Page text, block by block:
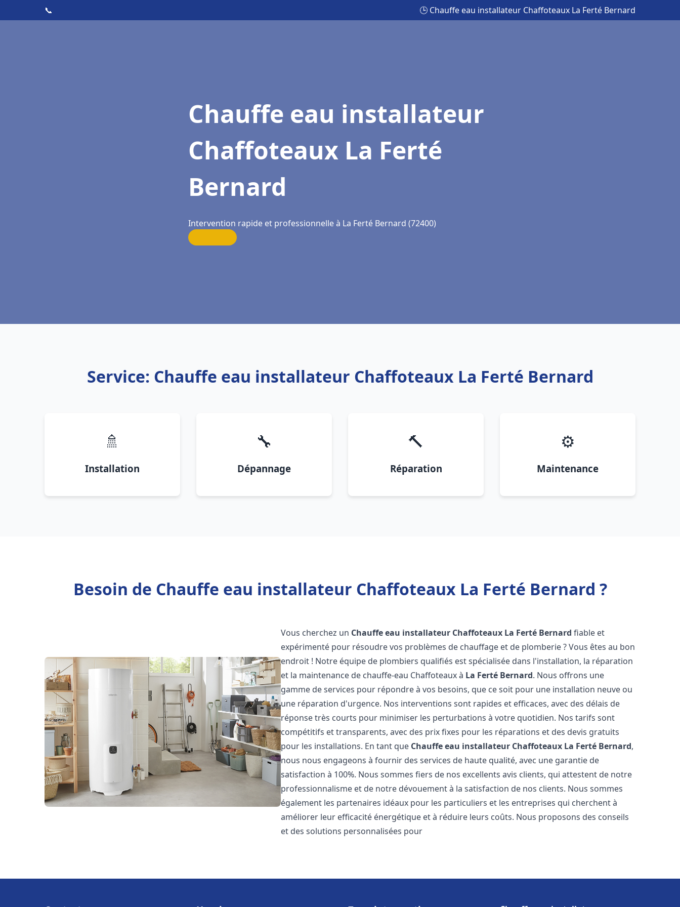
📞 🕒 Chauffe eau installateur Chaffoteaux La Ferté Bernard
Chauffe eau installateur
Chaffoteaux La Ferté
Bernard
Intervention rapide et professionnelle à La Ferté Bernard (72400)
Service: Chauffe eau installateur Chaffoteaux La Ferté Bernard
🚿
Installation
🔧
Dépannage
🔨
Réparation
⚙️
Maintenance
Besoin de Chauffe eau installateur Chaffoteaux La Ferté Bernard ?
Vous cherchez un Chauffe eau installateur Chaffoteaux La Ferté Bernard fiable et
expérimenté pour résoudre vos problèmes de chauffage et de plomberie ? Vous êtes au bon
endroit ! Notre équipe de plombiers qualifiés est spécialisée dans l'installation, la réparation
et la maintenance de chauffe-eau Chaffoteaux à La Ferté Bernard. Nous offrons une
gamme de services pour répondre à vos besoins, que ce soit pour une installation neuve ou
une réparation d'urgence. Nos interventions sont rapides et efficaces, avec des délais de
réponse très courts pour minimiser les perturbations à votre quotidien. Nos tarifs sont
compétitifs et transparents, avec des prix fixes pour les réparations et des devis gratuits
pour les installations. En tant que Chauffe eau installateur Chaffoteaux La Ferté Bernard,
nous nous engageons à fournir des services de haute qualité, avec une garantie de
satisfaction à 100%. Nous sommes fiers de nos excellents avis clients, qui attestent de notre
professionnalisme et de notre dévouement à la satisfaction de nos clients. Nous sommes
également les partenaires idéaux pour les particuliers et les entreprises qui cherchent à
améliorer leur efficacité énergétique et à réduire leurs coûts. Nous proposons des conseils
et des solutions personnalisées pour